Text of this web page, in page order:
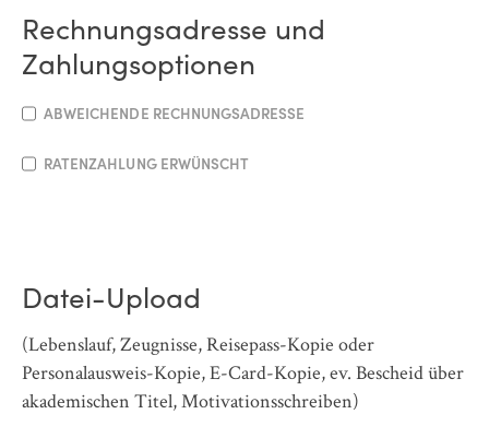
Rechnungsadresse und
Zahlungsoptionen
ABWEICHENDE RECHNUNGSADRESSE
RATENZAHLUNG ERWÜNSCHT
Datei-Upload
(Lebenslauf, Zeugnisse, Reisepass-Kopie oder
Personalausweis-Kopie, E-Card-Kopie, ev. Bescheid über
akademischen Titel, Motivationsschreiben)